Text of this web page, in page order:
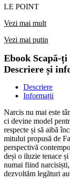
LE POINT
Vezi mai mult
Vezi mai putin
Ebook Scapă-
Descriere și
Descriere
Informații
Narcis nu mai este
ci devine model
respecte și să aibă
mitului propusă de
perspectivă
deși o iluzie tenace
numai fiind
dezvoltăm legături